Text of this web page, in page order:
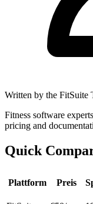
Written by the FitSuite
Fitness software
pricing and
Quick
Plattform Preis